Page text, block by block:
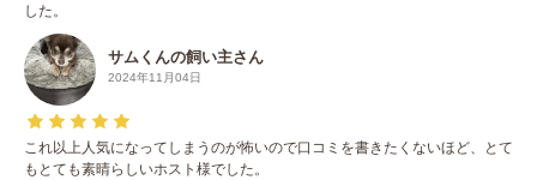
した。
サムくんの飼い主さん
2024年11月04日
これ以上人気になってしまうのが怖いので口コミを書きたくないほど、とて
もとても素晴らしいホスト様でした。